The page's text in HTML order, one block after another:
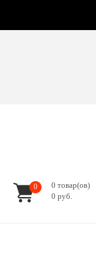
0 0 товар(ов)
0 руб.